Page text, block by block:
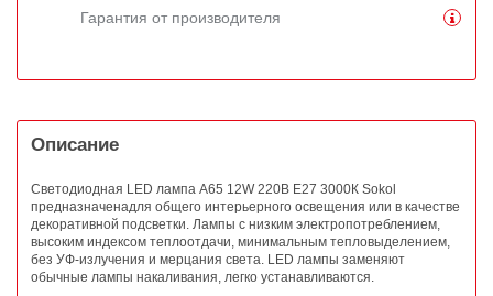
Гарантия от производителя
Описание
Светодиодная LED лампа A65 12W 220В E27 3000К Sokol
предназначенадля общего интерьерного освещения или в качестве
декоративной подсветки. Лампы с низким электропотреблением,
высоким индексом теплоотдачи, минимальным тепловыделением,
без УФ-излучения и мерцания света. LED лампы заменяют
обычные лампы накаливания, легко устанавливаются.